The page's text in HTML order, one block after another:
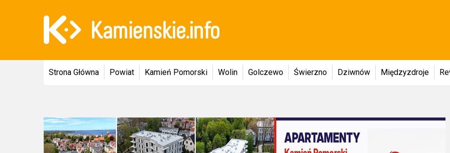
Strona Główna Powiat Kamień Pomorski Wolin Golczewo Świerzno Dziwnów Międzyzdroje